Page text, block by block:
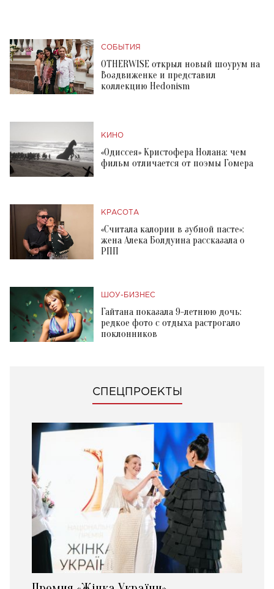
СОБЫТИЯ
OTHERWISE открыл новый шоурум на
Воздвиженке и представил
коллекцию Hedonism
КИНО
«Одиссея» Кристофера Нолана: чем
фильм отличается от поэмы Гомера
КРАСОТА
«Считала калории в зубной пасте»:
жена Алека Болдуина рассказала о
РПП
ШОУ-БИЗНЕС
Гайтана показала 9-летнюю дочь:
редкое фото с отдыха растрогало
поклонников
СПЕЦПРОЕКТЫ